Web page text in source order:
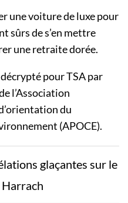
une voiture de luxe pour
sûrs de s’en mettre
une retraite dorée.
pour TSA par
l’Association
du
(APOCE).
glaçantes sur le
Harrach